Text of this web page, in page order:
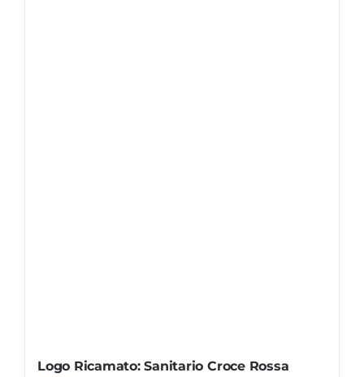
Logo Ricamato: Sanitario Croce Rossa